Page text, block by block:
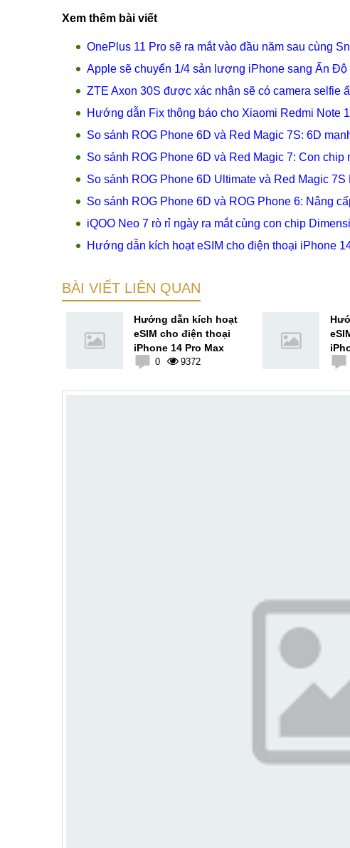
Xem thêm bài viết
OnePlus 11 Pro sẽ ra mắt vào đầu năm sau cùng
Apple sẽ chuyển 1/4 sản lượng iPhone sang Ấn Độ
ZTE Axon 30S được xác nhận sẽ có camera selfie
Hướng dẫn Fix thông báo cho Xiaomi Redmi Note
So sánh ROG Phone 6D và Red Magic 7S: 6D
So sánh ROG Phone 6D và Red Magic 7: Con chip
So sánh ROG Phone 6D Ultimate và Red Magic
So sánh ROG Phone 6D và ROG Phone 6: Nâng
iQOO Neo 7 rò rỉ ngày ra mắt cùng con chip
Hướng dẫn kích hoạt eSIM cho điện thoại iPhone
BÀI VIẾT LIÊN QUAN
Hướng dẫn kích hoạt
eSIM cho điện thoại
iPhone 14 Pro Max
0 9372